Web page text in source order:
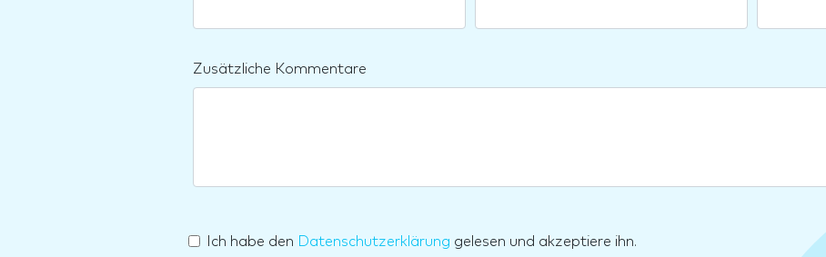
Zusätzliche Kommentare
Ich habe den Datenschutzerklärung gelesen und akzeptiere ihn.